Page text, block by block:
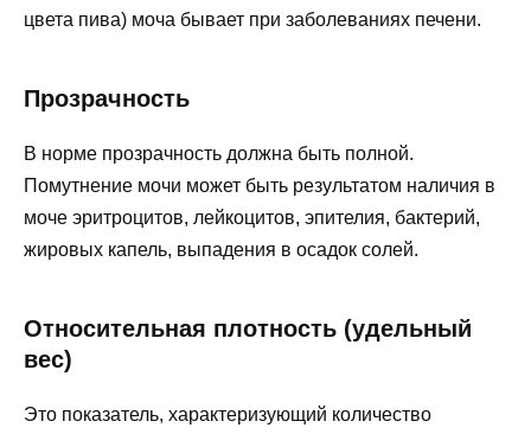
цвета пива) моча бывает при заболеваниях печени.
Прозрачность
В норме прозрачность должна быть полной.
Помутнение мочи может быть результатом наличия в
моче эритроцитов, лейкоцитов, эпителия, бактерий,
жировых капель, выпадения в осадок солей.
Относительная плотность (удельный
вес)
Это показатель, характеризующий количество